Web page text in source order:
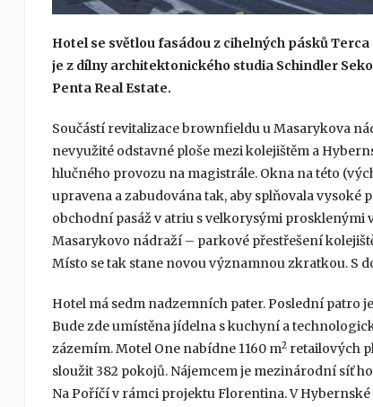
Hotel se světlou fasádou z cihelných pásků
je z dílny architektonického studia Schindler
Penta Real Estate.
Součástí revitalizace brownfieldu u Masarykova
nevyužité odstavné ploše mezi kolejištěm a
hlučného provozu na magistrále. Okna na této
upravena a zabudována tak, aby splňovala
obchodní pasáž v atriu s velkorysými
Masarykovo nádraží – parkové přestřešení
Místo se tak stane novou významnou zkratkou. S
Hotel má sedm nadzemních pater. Poslední patro
Bude zde umístěna jídelna s kuchyní a
zázemím. Motel One nabídne 1160 m2retailových
sloužit 382 pokojů. Nájemcem je mezinárodní síť
Na Poříčí v rámci projektu Florentina. V